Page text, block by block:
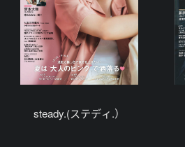
steady.(ステディ.）